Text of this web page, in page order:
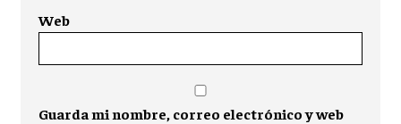
Web
Guarda mi nombre, correo electrónico y web